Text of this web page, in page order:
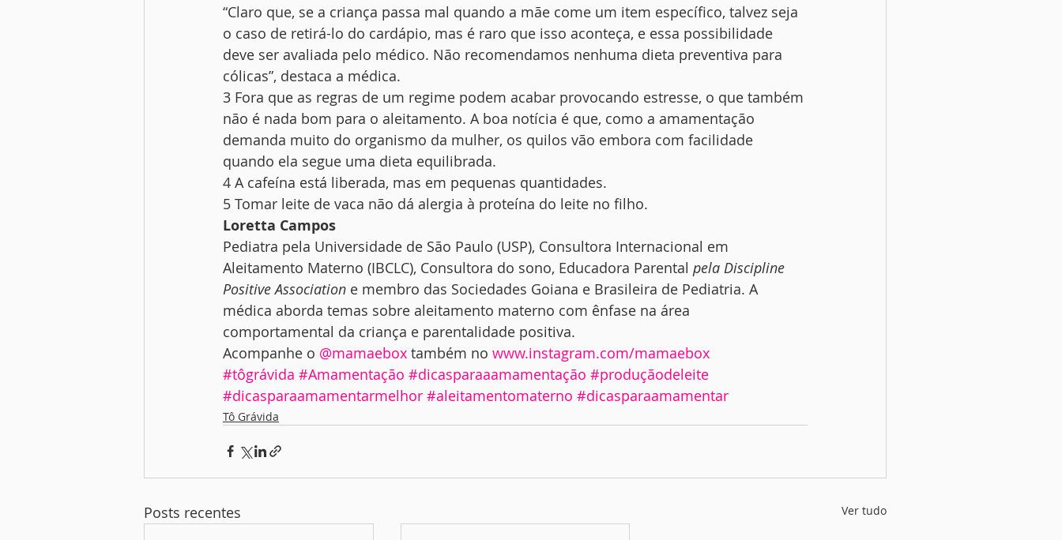
“Claro que, se a criança passa mal quando a mãe come um item específico, talvez seja
o caso de retirá-lo do cardápio, mas é raro que isso aconteça, e essa possibilidade
deve ser avaliada pelo médico. Não recomendamos nenhuma dieta preventiva para
cólicas”, destaca a médica.
3 Fora que as regras de um regime podem acabar provocando estresse, o que também
não é nada bom para o aleitamento. A boa notícia é que, como a amamentação
demanda muito do organismo da mulher, os quilos vão embora com facilidade
quando ela segue uma dieta equilibrada.
4 A cafeína está liberada, mas em pequenas quantidades.
5 Tomar leite de vaca não dá alergia à proteína do leite no filho.
Loretta Campos
Pediatra pela Universidade de São Paulo (USP), Consultora Internacional em
Aleitamento Materno (IBCLC), Consultora do sono, Educadora Parental pela Discipline
Positive Association e membro das Sociedades Goiana e Brasileira de Pediatria. A
médica aborda temas sobre aleitamento materno com ênfase na área
comportamental da criança e parentalidade positiva.
Acompanhe o @mamaebox também no www.instagram.com/mamaebox
#tôgrávida #Amamentação #dicasparaaamamentação #produçãodeleite
#dicasparaamamentarmelhor #aleitamentomaterno #dicasparaamamentar
Tô Grávida
Posts recentes Ver tudo